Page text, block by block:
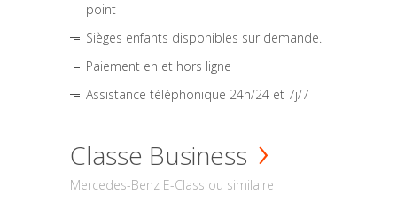
point
Sièges enfants disponibles sur demande.
Paiement en et hors ligne
Assistance téléphonique 24h/24 et 7j/7
Classe Business
Mercedes-Benz E-Class ou similaire